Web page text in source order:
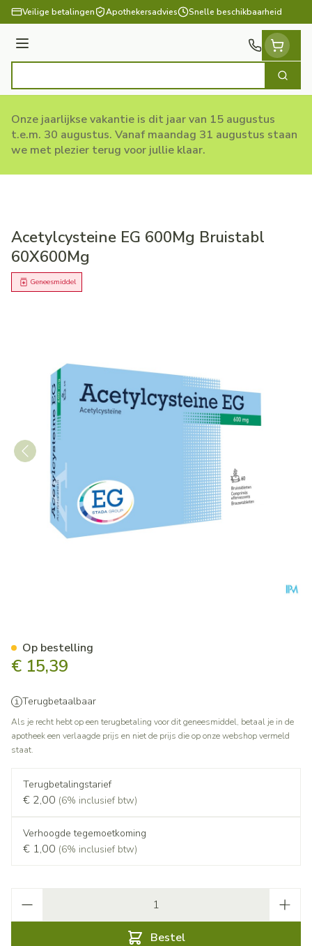
Ga naar de inhoud
Veilige betalingen Apothekersadvies Snelle beschikbaarheid
Menu
Zoek
Onze jaarlijkse vakantie is dit jaar van 15 augustus
t.e.m. 30 augustus. Vanaf maandag 31 augustus staan
we met plezier terug voor jullie klaar.
Acetylcysteine EG 600Mg Bruistabl
60X600Mg
Geneesmiddel
€ 15,39
Terugbetaalbaar
Als je recht hebt op een terugbetaling voor dit geneesmiddel, betaal je in de
apotheek een verlaagde prijs en niet de prijs die op onze webshop vermeld
staat.
Terugbetalingstarief
€ 2,00 (6% inclusief btw)
Verhoogde tegemoetkoming
€ 1,00 (6% inclusief btw)
Bestel
Op bestelling